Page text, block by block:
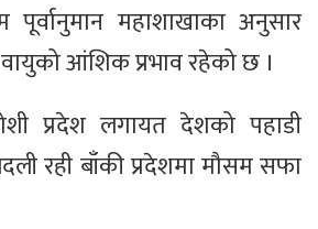
पूर्वानुमान महाशाखाका अनुसार
आंशिक प्रभाव रहेको छ ।
प्रदेश लगायत देशको पहाडी
रही बाँकी प्रदेशमा मौसम सफा